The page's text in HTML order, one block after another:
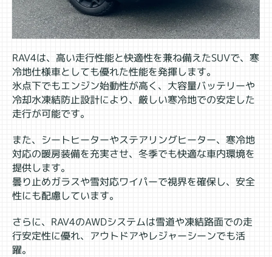
RAV4は、高い走行性能と快適性を兼ね備えたSUVで、寒
冷地仕様車としても優れた性能を発揮します。
氷点下でもエンジン始動性が高く、大容量バッテリーや
冷却水凍結防止設計により、厳しい寒冷地での安定した
走行が可能です。
また、シートヒーターやステアリングヒーター、寒冷地
対応の暖房装備を充実させ、冬季でも快適な車内環境を
提供します。
曇り止めガラスや雪対応ワイパーで視界を確保し、安全
性にも配慮しています。
さらに、RAV4のAWDシステムは雪道や凍結路面での走
行安定性に優れ、アウトドアやレジャーシーンでも活
躍。